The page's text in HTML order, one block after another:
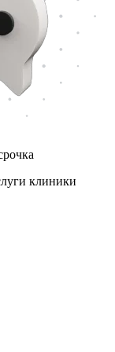
клиники